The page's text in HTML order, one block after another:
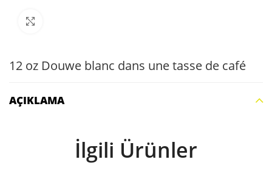
12 oz Douwe blanc dans une tasse de café
AÇIKLAMA
İlgili Ürünler